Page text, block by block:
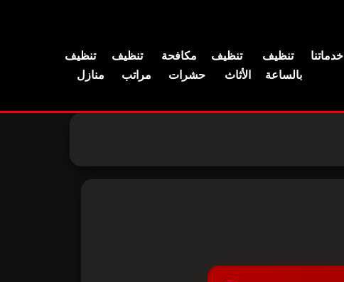
خدماتنا
تنظيف
بالساعة
تنظيف
الأثاث
مكافحة
حشرات
تنظيف
مراتب
تنظيف
منازل